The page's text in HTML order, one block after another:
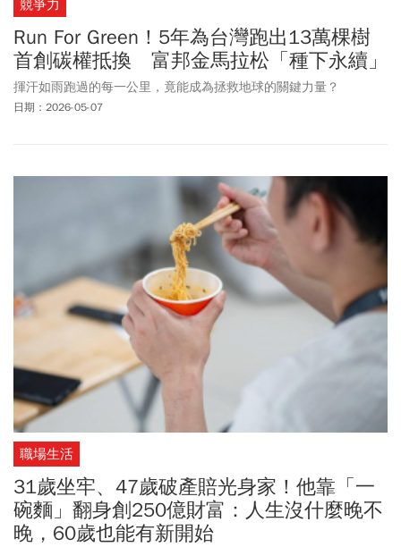
競爭力
Run For Green！5年為台灣跑出13萬棵樹
首創碳權抵換 富邦金馬拉松「種下永續」
揮汗如雨跑過的每一公里，竟能成為拯救地球的關鍵力量？
日期：2026-05-07
職場生活
31歲坐牢、47歲破產賠光身家！他靠「一
碗麵」翻身創250億財富：人生沒什麼晚不
晚，60歲也能有新開始